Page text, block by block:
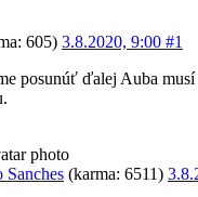
605) 3.8.2020, 9:00 #1
posunúť ďalej Auba musí
Sanches (karma: 6511)